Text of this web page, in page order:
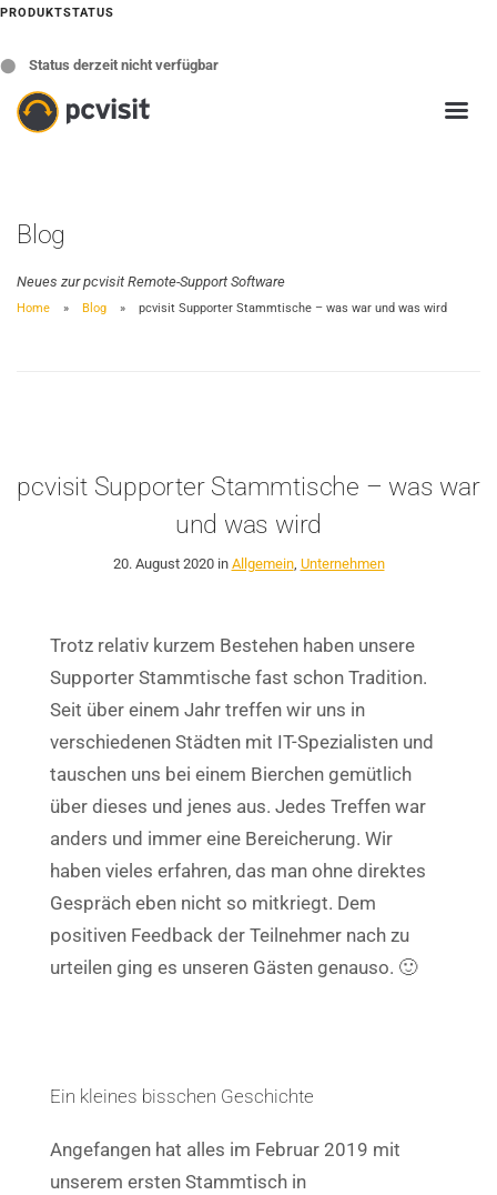
PRODUKTSTATUS
⬤ Status derzeit nicht verfügbar
Blog
Neues zur pcvisit Remote-Support Software
Home Blog pcvisit Supporter Stammtische – was war und was wird
pcvisit Supporter Stammtische – was war
und was wird
20. August 2020 in Allgemein, Unternehmen
Trotz relativ kurzem Bestehen haben unsere
Supporter Stammtische fast schon Tradition.
Seit über einem Jahr treffen wir uns in
verschiedenen Städten mit IT-Spezialisten und
tauschen uns bei einem Bierchen gemütlich
über dieses und jenes aus. Jedes Treffen war
anders und immer eine Bereicherung. Wir
haben vieles erfahren, das man ohne direktes
Gespräch eben nicht so mitkriegt. Dem
positiven Feedback der Teilnehmer nach zu
urteilen ging es unseren Gästen genauso. 🙂
Ein kleines bisschen Geschichte
Angefangen hat alles im Februar 2019 mit
unserem ersten Stammtisch in